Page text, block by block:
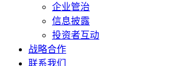
企业管治
信息披露
投资者互动
战略合作
联系我们